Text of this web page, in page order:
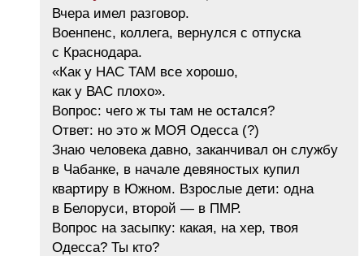
Вчера имел разговор.
Военпенс, коллега, вернулся с отпуска
с Краснодара.
«Как у НАС ТАМ все хорошо,
как у ВАС плохо».
Вопрос: чего ж ты там не остался?
Ответ: но это ж МОЯ Одесса (?)
Знаю человека давно, заканчивал он службу
в Чабанке, в начале девяностых купил
квартиру в Южном. Взрослые дети: одна
в Белоруси, второй — в ПМР.
Вопрос на засыпку: какая, на хер, твоя
Одесса? Ты кто?